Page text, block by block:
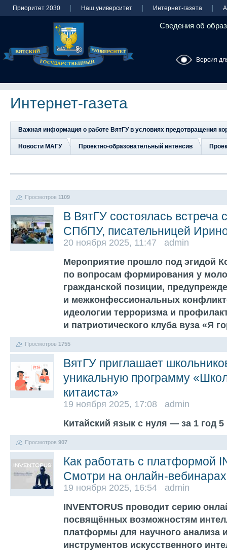
Приоритет 2030 Наш университет Интернет-газета
Сведения об
Версия
Интернет-газета
Важная информация о работе ВятГУ в условиях предотвращения
Новости МАГУ Проектно-образовательный интенсив
Просмотров 1109
В ВятГУ состоялась встреча
СПбПУ, писательницей
20 ноября 2025, 11:47 admin
Мероприятие прошло под эгидой
по вопросам формирования у
гражданской позиции,
и межконфессиональных
идеологии терроризма и
и патриотического клуба вуза «Я
Просмотров 1755
ВятГУ приглашает
уникальную программу
китаиста»
19 ноября 2025, 17:08 admin
Китайский язык с нуля — за 1 год
Просмотров 907
Как работать с платформой
Смотри на онлайн-вебинарах
19 ноября 2025, 16:54 admin
INVENTORUS проводит серию
посвящённых возможностям
платформы для научного анализа
инструментов искусственного